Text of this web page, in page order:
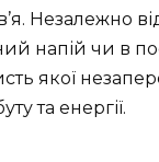
Незалежно
напій чи в
якої
та енергії.